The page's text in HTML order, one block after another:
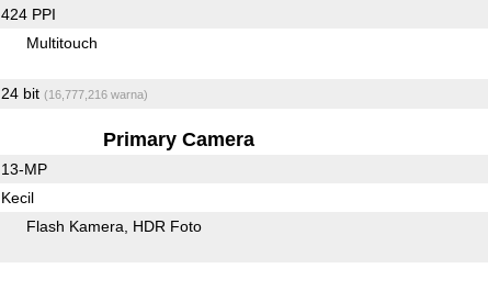
424 PPI
Multitouch
24 bit (16,777,216 warna)
Primary Camera
13-MP
Kecil
Flash Kamera HDR Foto